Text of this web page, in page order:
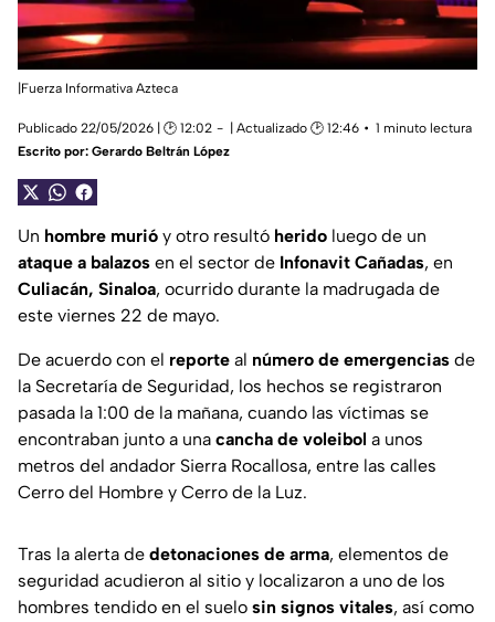
|Fuerza Informativa Azteca
Publicado 22/05/2026 | 🕑 12:02 | Actualizado 🕑 12:46
1 minuto lectura
Escrito por: Gerardo Beltrán López
Un hombre murió y otro resultó herido luego de un
ataque a balazos en el sector de Infonavit Cañadas, en
Culiacán, Sinaloa, ocurrido durante la madrugada de
este viernes 22 de mayo.
De acuerdo con el reporte al número de emergencias de
la Secretaría de Seguridad, los hechos se registraron
pasada la 1:00 de la mañana, cuando las víctimas se
encontraban junto a una cancha de voleibol a unos
metros del andador Sierra Rocallosa, entre las calles
Cerro del Hombre y Cerro de la Luz.
Tras la alerta de detonaciones de arma, elementos de
seguridad acudieron al sitio y localizaron a uno de los
hombres tendido en el suelo sin signos vitales, así como